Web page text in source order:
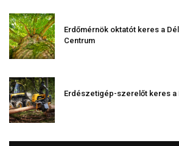
Erdőmérnök oktatót keres a
Centrum
Erdészetigép-szerelőt keres a